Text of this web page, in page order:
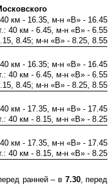
км - 16.35, м-н «В» - 16.45
40 км - 6.45, м-н «В» - 6.55
8.45; м-н «В» - 8.25, 8.55
км - 16.35; м-н «В» - 16.45
40 км - 6.45, м-н «В» - 6.55
8.45; м-н «В» - 8.25, 8.55
км - 17.35, м-н «В» - 17.45
40 км - 8.15, м-н «В» - 8.25
км - 17.35, м-н «В» - 17.45
40 км - 8.15, м-н «В» - 8.25
ранней – в 7.30, перед